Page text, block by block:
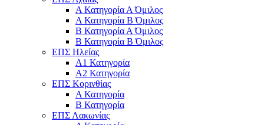
Α Κατηγορία Α Όμιλος
Α Κατηγορία Β Όμιλος
Β Κατηγορία Α Όμιλος
Β Κατηγορία Β Όμιλος
ΕΠΣ Ηλείας
Α1 Κατηγορία
Α2 Κατηγορία
ΕΠΣ Κορινθίας
Α Κατηγορία
Β Κατηγορία
ΕΠΣ Λακωνίας